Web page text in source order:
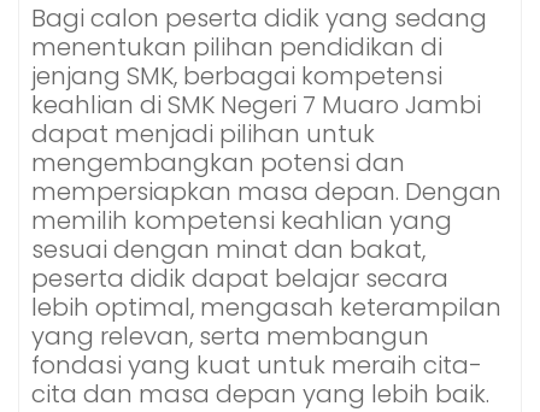
Bagi calon peserta didik yang sedang
menentukan pilihan pendidikan di
jenjang SMK, berbagai kompetensi
keahlian di SMK Negeri 7 Muaro Jambi
dapat menjadi pilihan untuk
mengembangkan potensi dan
mempersiapkan masa depan. Dengan
memilih kompetensi keahlian yang
sesuai dengan minat dan bakat,
peserta didik dapat belajar secara
lebih optimal, mengasah keterampilan
yang relevan, serta membangun
fondasi yang kuat untuk meraih cita-
cita dan masa depan yang lebih baik.